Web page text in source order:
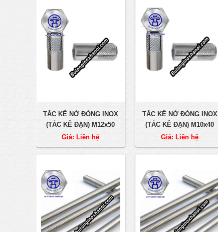
TẮC KÊ NỞ ĐÓNG INOX
(TẮC KÊ ĐẠN) M12x50
Giá: Liên hệ
TẮC KÊ NỞ ĐÓNG INOX
(TẮC KÊ ĐẠN) M10x40
Giá: Liên hệ